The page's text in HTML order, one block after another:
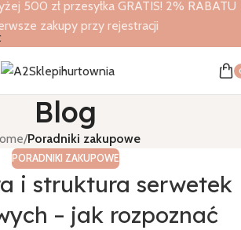
500 zł przesyłka GRATIS! 2% RABATU
zakupy przy rejestracji
Blog
/Poradniki zakupowe
PORADNIKI ZAKUPOWE
i struktura serwetek
– jak rozpoznać